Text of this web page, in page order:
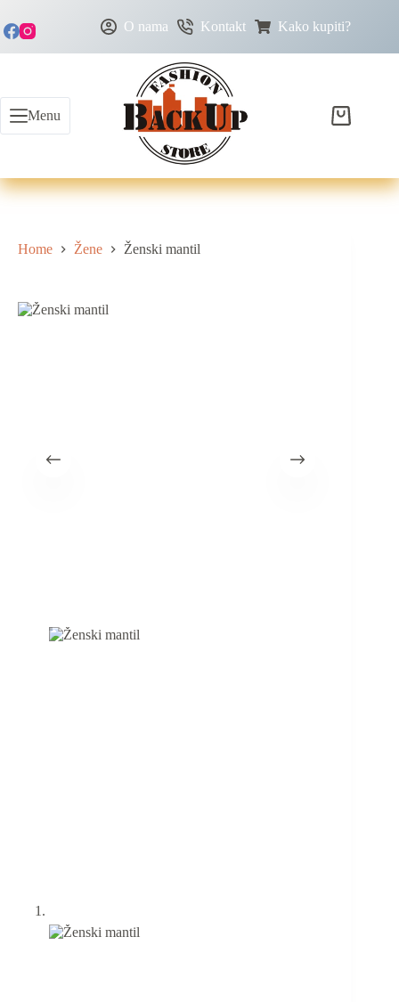
O nama Kontakt Kako kupiti?
Menu
Home Žene Ženski mantil